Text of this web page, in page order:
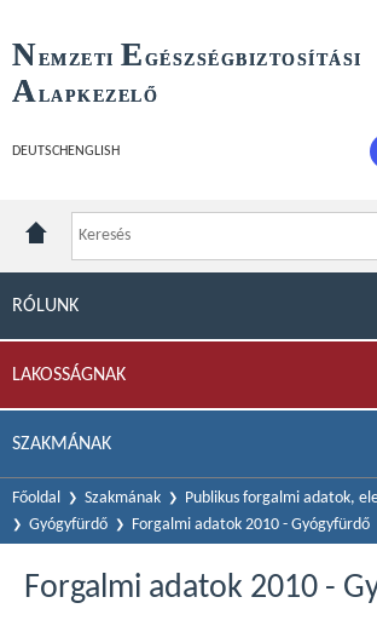
NEMZETI E GÉSZSÉGBIZTOSÍTÁSI
ALAPKEZELŐ
DEUTSCH ENGLISH
RÓLUNK
LAKOSSÁGNAK
SZAKMÁNAK
Főoldal Szakmának
Publikus forgalmi adatok,
Gyógyfürdő
Forgalmi adatok 2010 - Gyógyfürdő
Forgalmi adatok 2010 -